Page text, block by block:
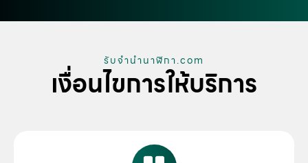
รับจํานํานาฬิกา.com
เงื่อนไขการให้บริการ